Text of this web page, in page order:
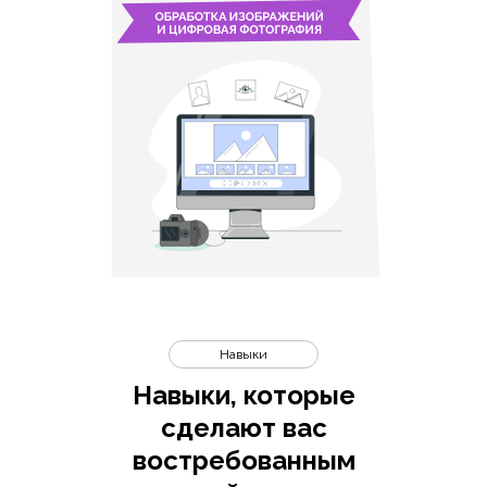
Навыки, которые
сделают вас
востребованным
Навыки